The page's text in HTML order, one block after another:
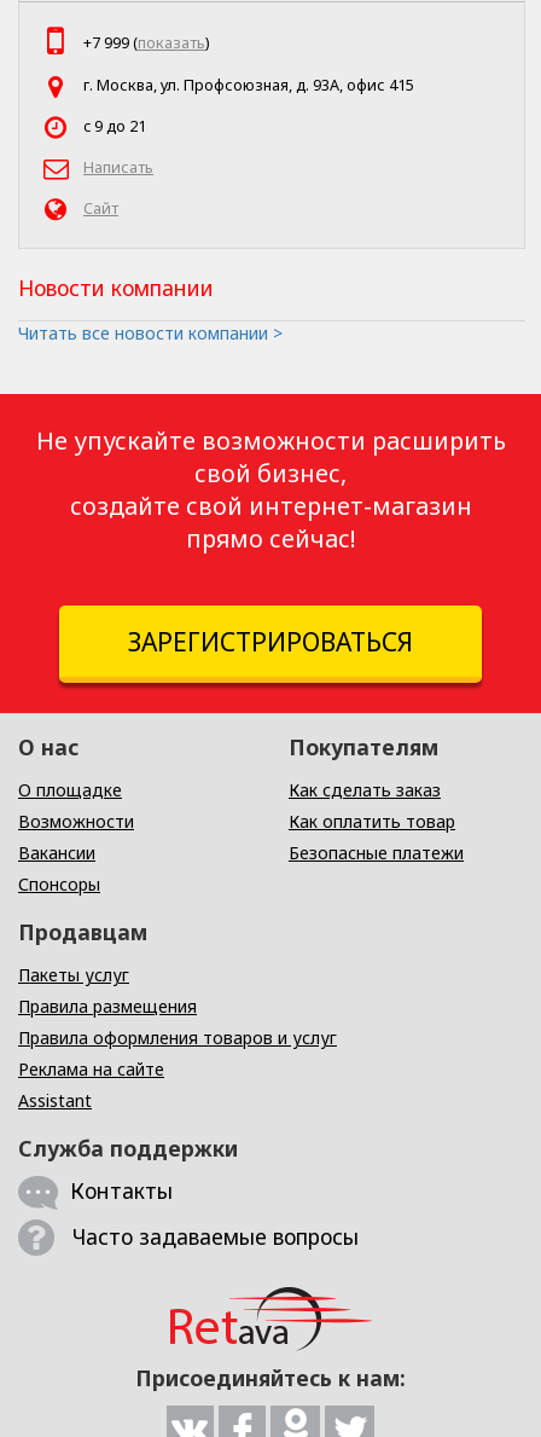
+7 999 (показать)
г. Москва, ул. Профсоюзная, д. 93А, офис 415
c 9 до 21
Написать
Сайт
Новости компании
Читать все новости компании >
Не упускайте возможности расширить
свой бизнес,
создайте свой интернет-магазин
прямо сейчас!
ЗАРЕГИСТРИРОВАТЬСЯ
О нас
О площадке
Возможности
Вакансии
Спонсоры
Покупателям
Как сделать заказ
Как оплатить товар
Безопасные платежи
Продавцам
Пакеты услуг
Правила размещения
Правила оформления товаров и услуг
Реклама на сайте
Assistant
Служба поддержки
Контакты
Часто задаваемые вопросы
Присоединяйтесь к нам: